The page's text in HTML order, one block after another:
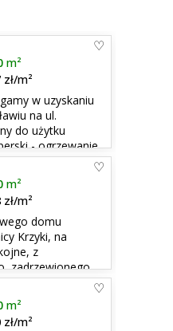
m²
zł/m²
w uzyskaniu
na ul.
do użytku
- ogrzewanie
dla tych,
m²
zł/m²
domu
Krzyki, na
z
zadrzewionego
Funkcjonalnie
m²
zł/m²